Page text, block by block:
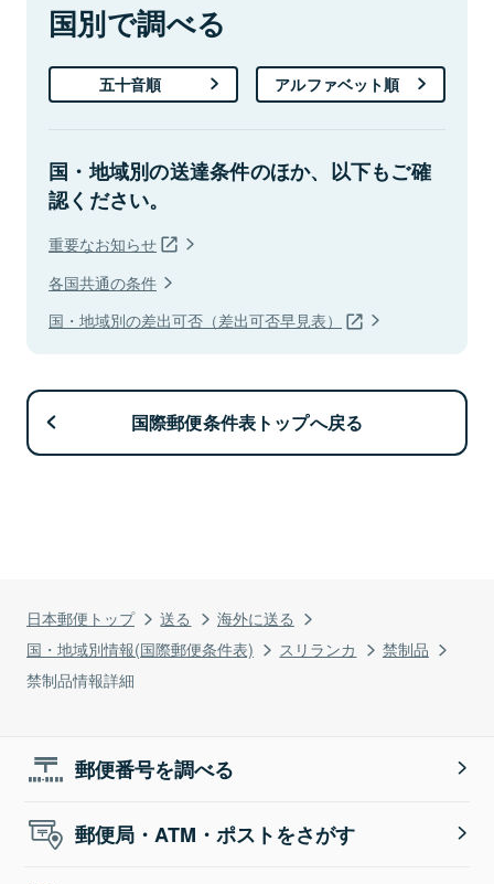
日本郵便トップ 送る
海外に送る
国・地域別情報(国際郵便条件表)
スリランカ
禁制品
禁制品情報詳細
国別で調べる
五十音順 アルファベット順
国・地域別の送達条件のほか、以下もご確
認ください。
重要なお知らせ
各国共通の条件
国・地域別の差出可否（差出可否早見表）
国際郵便条件表トップへ戻る
郵便番号を調べる
郵便局・ATM・ポストをさがす